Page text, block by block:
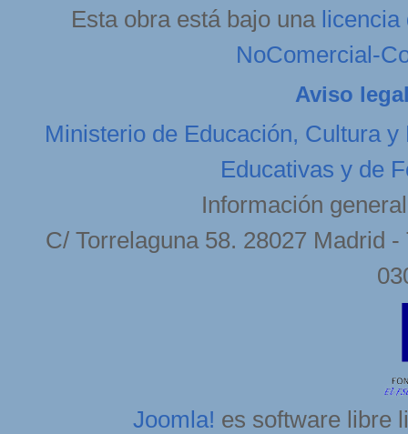
Esta obra está bajo una licencia
NoComercial-
Aviso
Ministerio de Educación, Cultura y
Educativas y de
Información
C/ Torrelaguna 58. 28027 Madrid
Joomla! es software libre